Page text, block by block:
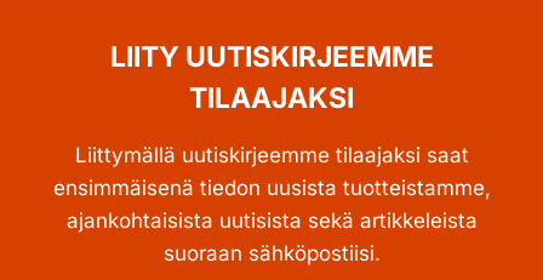
LIITY UUTISKIRJEEMME
TILAAJAKSI
Liittymällä uutiskirjeemme tilaajaksi saat
ensimmäisenä tiedon uusista tuotteistamme,
ajankohtaisista uutisista sekä artikkeleista
suoraan sähköpostiisi.